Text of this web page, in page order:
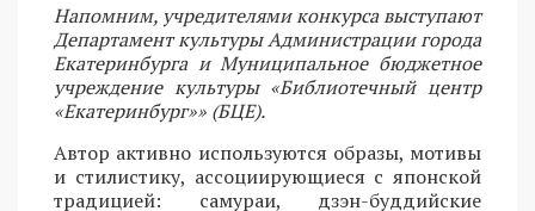
Напомним, учредителями конкурса выступают
Департамент культуры Администрации города
Екатеринбурга и Муниципальное бюджетное
учреждение культуры «Библиотечный центр
«Екатеринбург»» (БЦЕ).
Автор активно используются образы, мотивы
и стилистику, ассоциирующиеся с японской
традицией: самураи, дзэн-буддийские